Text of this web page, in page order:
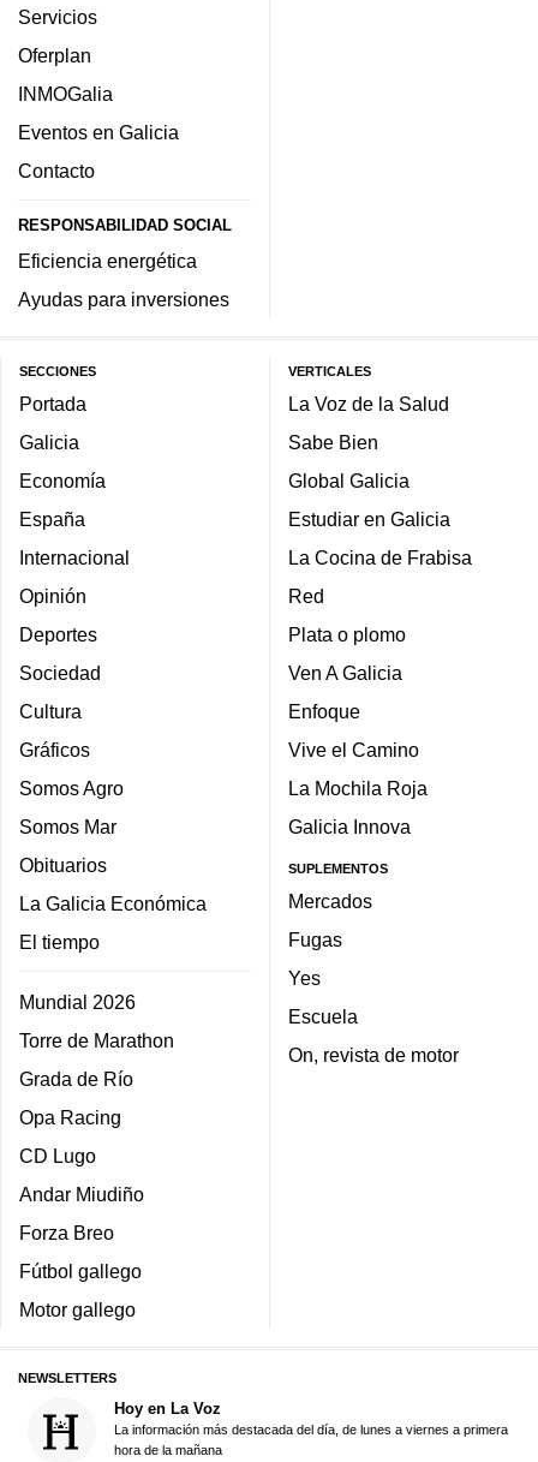
Servicios
Oferplan
INMOGalia
Eventos en Galicia
Contacto
RESPONSABILIDAD SOCIAL
Eficiencia energética
Ayudas para inversiones
SECCIONES
Portada
Galicia
Economía
España
Internacional
Opinión
Deportes
Sociedad
Cultura
Gráficos
Somos Agro
Somos Mar
Obituarios
La Galicia Económica
El tiempo
Mundial 2026
Torre de Marathon
Grada de Río
Opa Racing
CD Lugo
Andar Miudiño
Forza Breo
Fútbol gallego
Motor gallego
VERTICALES
La Voz de la Salud
Sabe Bien
Global Galicia
Estudiar en Galicia
La Cocina de Frabisa
Red
Plata o plomo
Ven A Galicia
Enfoque
Vive el Camino
La Mochila Roja
Galicia Innova
SUPLEMENTOS
Mercados
Fugas
Yes
Escuela
On, revista de motor
NEWSLETTERS
Hoy en La Voz
La información más destacada del día, de lunes a viernes a primera
hora de la mañana